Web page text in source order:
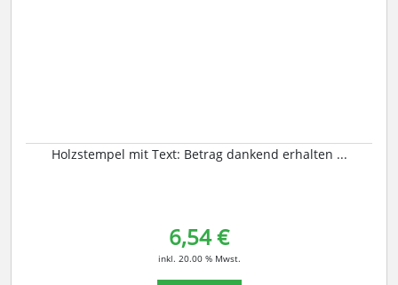
Holzstempel mit Text: Betrag dankend erhalten ...
6,54 €
inkl. 20.00 % Mwst.